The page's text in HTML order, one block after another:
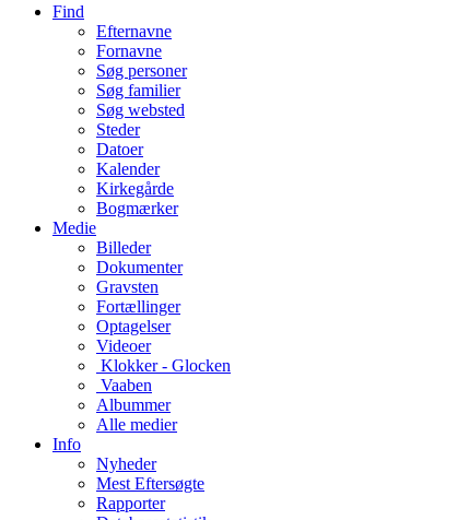
Find
Efternavne
Fornavne
Søg personer
Søg familier
Søg websted
Steder
Datoer
Kalender
Kirkegårde
Bogmærker
Medie
Billeder
Dokumenter
Gravsten
Fortællinger
Optagelser
Videoer
Klokker - Glocken
Vaaben
Albummer
Alle medier
Info
Nyheder
Mest Eftersøgte
Rapporter